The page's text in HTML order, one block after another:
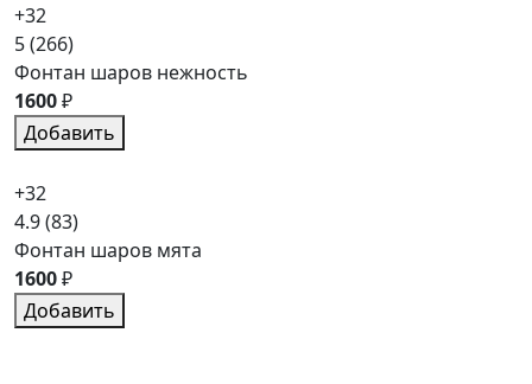
+32
5(266)
Фонтан шаров нежность
1600₽
Добавить
+32
4.9(83)
Фонтан шаров мята
1600₽
Добавить